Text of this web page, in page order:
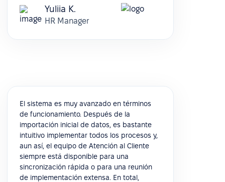
Yuliia K.
HR Manager
El sistema es muy avanzado en términos
de funcionamiento. Después de la
importación inicial de datos, es bastante
intuitivo implementar todos los procesos y,
aun así, el equipo de Atención al Cliente
siempre está disponible para una
sincronización rápida o para una reunión
de implementación extensa. En total,